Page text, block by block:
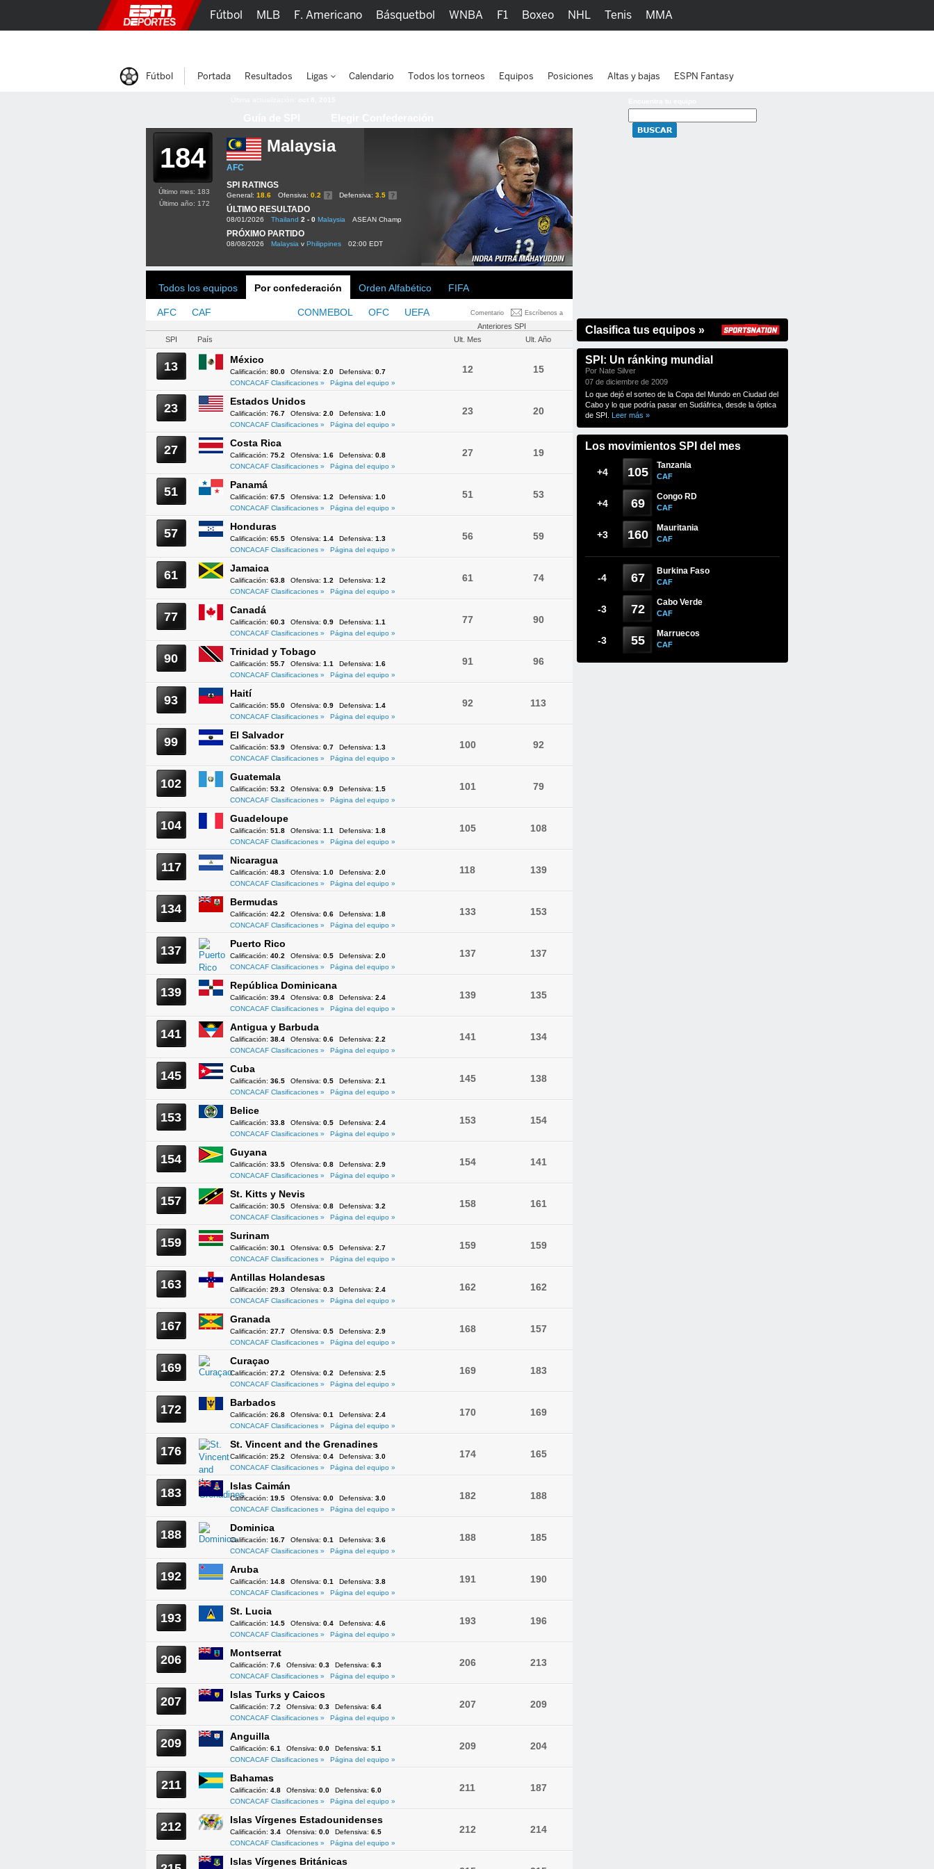
184 Malaysia
AFC
SPI RATINGS
General: 18.6 Ofensiva: 0.2 Defensiva: 3.5
ÚLTIMO RESULTADO
08/01/2026 Thailand 2 - 0 Malaysia ASEAN Champ
PRÓXIMO PARTIDO
08/08/2026 Malaysia v Philippines 02:00 EDT
Último mes: 183
Último año: 172
Todos los equipos Por confederación Orden Alfabético FIFA
Comentario Escríbenos a
AFC CAF CONMEBOL OFC UEFA
Anteriores SPI
SPI
País Ult. Mes Ult. Año
13 México
Calificación: 80.0 Ofensiva: 2.0 Defensiva: 0.7
CONCACAF Clasificaciones »
Página del equipo »
12 15
23 Estados Unidos
Calificación: 76.7 Ofensiva: 2.0 Defensiva: 1.0
CONCACAF Clasificaciones »
Página del equipo »
23 20
27 Costa Rica
Calificación: 75.2 Ofensiva: 1.6 Defensiva: 0.8
CONCACAF Clasificaciones »
Página del equipo »
27 19
51 Panamá
Calificación: 67.5 Ofensiva: 1.2 Defensiva: 1.0
CONCACAF Clasificaciones »
Página del equipo »
51 53
57 Honduras
Calificación: 65.5 Ofensiva: 1.4 Defensiva: 1.3
CONCACAF Clasificaciones »
Página del equipo »
56 59
61 Jamaica
Calificación: 63.8 Ofensiva: 1.2 Defensiva: 1.2
CONCACAF Clasificaciones »
Página del equipo »
61 74
77 Canadá
Calificación: 60.3 Ofensiva: 0.9 Defensiva: 1.1
CONCACAF Clasificaciones »
Página del equipo »
77 90
90 Trinidad y Tobago
Calificación: 55.7 Ofensiva: 1.1 Defensiva: 1.6
CONCACAF Clasificaciones »
Página del equipo »
91 96
93 Haití
Calificación: 55.0 Ofensiva: 0.9 Defensiva: 1.4
CONCACAF Clasificaciones »
Página del equipo »
92 113
99 El Salvador
Calificación: 53.9 Ofensiva: 0.7 Defensiva: 1.3
CONCACAF Clasificaciones »
Página del equipo »
100 92
102 Guatemala
Calificación: 53.2 Ofensiva: 0.9 Defensiva: 1.5
CONCACAF Clasificaciones »
Página del equipo »
101 79
104 Guadeloupe
Calificación: 51.8 Ofensiva: 1.1 Defensiva: 1.8
CONCACAF Clasificaciones »
Página del equipo »
105 108
117 Nicaragua
Calificación: 48.3 Ofensiva: 1.0 Defensiva: 2.0
CONCACAF Clasificaciones »
Página del equipo »
118 139
134 Bermudas
Calificación: 42.2 Ofensiva: 0.6 Defensiva: 1.8
CONCACAF Clasificaciones »
Página del equipo »
133 153
137 Puerto Rico
Calificación: 40.2 Ofensiva: 0.5 Defensiva: 2.0
CONCACAF Clasificaciones »
Página del equipo »
137 137
139 República Dominicana
Calificación: 39.4 Ofensiva: 0.8 Defensiva: 2.4
CONCACAF Clasificaciones »
Página del equipo »
139 135
141 Antigua y Barbuda
Calificación: 38.4 Ofensiva: 0.6 Defensiva: 2.2
CONCACAF Clasificaciones »
Página del equipo »
141 134
145 Cuba
Calificación: 36.5 Ofensiva: 0.5 Defensiva: 2.1
CONCACAF Clasificaciones »
Página del equipo »
145 138
153 Belice
Calificación: 33.8 Ofensiva: 0.5 Defensiva: 2.4
CONCACAF Clasificaciones »
Página del equipo »
153 154
154 Guyana
Calificación: 33.5 Ofensiva: 0.8 Defensiva: 2.9
CONCACAF Clasificaciones »
Página del equipo »
154 141
157 St. Kitts y Nevis
Calificación: 30.5 Ofensiva: 0.8 Defensiva: 3.2
CONCACAF Clasificaciones »
Página del equipo »
158 161
159 Surinam
Calificación: 30.1 Ofensiva: 0.5 Defensiva: 2.7
CONCACAF Clasificaciones »
Página del equipo »
159 159
163 Antillas Holandesas
Calificación: 29.3 Ofensiva: 0.3 Defensiva: 2.4
CONCACAF Clasificaciones »
Página del equipo »
162 162
167 Granada
Calificación: 27.7 Ofensiva: 0.5 Defensiva: 2.9
CONCACAF Clasificaciones »
Página del equipo »
168 157
169 Curaçao
Calificación: 27.2 Ofensiva: 0.2 Defensiva: 2.5
CONCACAF Clasificaciones »
Página del equipo »
169 183
172 Barbados
Calificación: 26.8 Ofensiva: 0.1 Defensiva: 2.4
CONCACAF Clasificaciones »
Página del equipo »
170 169
176 St. Vincent and the Grenadines
Calificación: 25.2 Ofensiva: 0.4 Defensiva: 3.0
CONCACAF Clasificaciones »
Página del equipo »
174 165
183 Islas Caimán
Calificación: 19.5 Ofensiva: 0.0 Defensiva: 3.0
CONCACAF Clasificaciones »
Página del equipo »
182 188
188 Dominica
Calificación: 16.7 Ofensiva: 0.1 Defensiva: 3.6
CONCACAF Clasificaciones »
Página del equipo »
188 185
192 Aruba
Calificación: 14.8 Ofensiva: 0.1 Defensiva: 3.8
CONCACAF Clasificaciones »
Página del equipo »
191 190
193 St. Lucia
Calificación: 14.5 Ofensiva: 0.4 Defensiva: 4.6
CONCACAF Clasificaciones »
Página del equipo »
193 196
206 Montserrat
Calificación: 7.6 Ofensiva: 0.3 Defensiva: 6.3
CONCACAF Clasificaciones »
Página del equipo »
206 213
207 Islas Turks y Caicos
Calificación: 7.2 Ofensiva: 0.3 Defensiva: 6.4
CONCACAF Clasificaciones »
Página del equipo »
207 209
209 Anguilla
Calificación: 6.1 Ofensiva: 0.0 Defensiva: 5.1
CONCACAF Clasificaciones »
Página del equipo »
209 204
211 Bahamas
Calificación: 4.8 Ofensiva: 0.0 Defensiva: 6.0
CONCACAF Clasificaciones »
Página del equipo »
211 187
212 Islas Vírgenes Estadounidenses
Calificación: 3.4 Ofensiva: 0.0 Defensiva: 6.5
CONCACAF Clasificaciones »
Página del equipo »
212 214
Islas Vírgenes Británicas
Clasifica tus equipos »
SPI: Un ránking mundial
Por Nate Silver
07 de diciembre de 2009
Lo que dejó el sorteo de la Copa del Mundo en Ciudad del
Cabo y lo que podría pasar en Sudáfrica, desde la óptica
de SPI. Leer más »
Los movimientos SPI del mes
+4 105 Tanzania
CAF
+4 69 Congo RD
CAF
+3 160 Mauritania
CAF
-4 67 Burkina Faso
CAF
-3 72 Cabo Verde
CAF
-3 55 Marruecos
CAF
Fútbol MLB F. Americano Básquetbol WNBA F1 Boxeo NHL Tenis MMA
Fútbol Portada Resultados Ligas Calendario Todos los torneos Equipos Posiciones Altas y bajas ESPN Fantasy